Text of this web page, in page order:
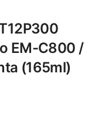
EM-C800 /
(165ml)